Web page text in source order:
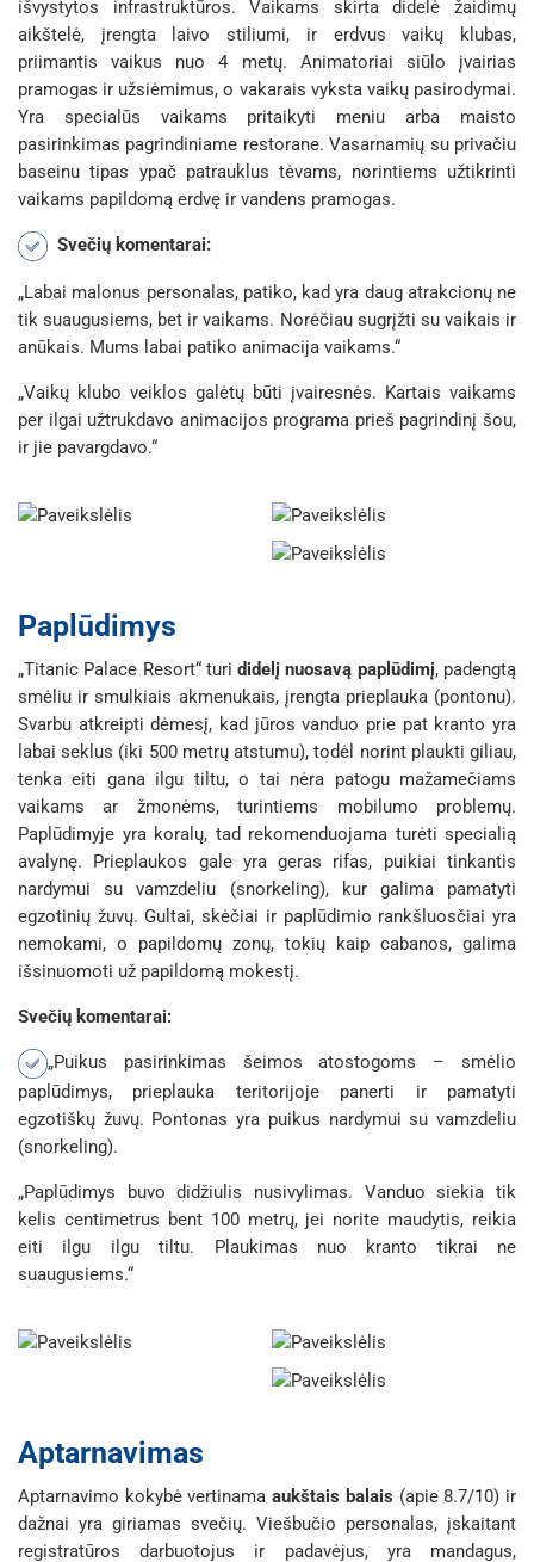
išvystytos infrastruktūros. Vaikams skirta didelė žaidimų
aikštelė, įrengta laivo stiliumi, ir erdvus vaikų klubas,
priimantis vaikus nuo 4 metų. Animatoriai siūlo įvairias
pramogas ir užsiėmimus, o vakarais vyksta vaikų pasirodymai.
Yra specialūs vaikams pritaikyti meniu arba maisto
pasirinkimas pagrindiniame restorane. Vasarnamių su privačiu
baseinu tipas ypač patrauklus tėvams, norintiems užtikrinti
vaikams papildomą erdvę ir vandens pramogas.
Svečių komentarai:
„Labai malonus personalas, patiko, kad yra daug atrakcionų ne
tik suaugusiems, bet ir vaikams. Norėčiau sugrįžti su vaikais ir
anūkais. Mums labai patiko animacija vaikams.“
„Vaikų klubo veiklos galėtų būti įvairesnės. Kartais vaikams
per ilgai užtrukdavo animacijos programa prieš pagrindinį šou,
ir jie pavargdavo.“
Paplūdimys
„Titanic Palace Resort“ turididelį nuosavą paplūdimį, padengtą
smėliu ir smulkiais akmenukais, įrengta prieplauka (pontonu).
Svarbu atkreipti dėmesį, kad jūros vanduo prie pat kranto yra
labai seklus (iki 500 metrų atstumu), todėl norint plaukti giliau,
tenka eiti gana ilgu tiltu, o tai nėra patogu mažamečiams
vaikams ar žmonėms, turintiems mobilumo problemų.
Paplūdimyje yra koralų, tad rekomenduojama turėti specialią
avalynę. Prieplaukos gale yra geras rifas, puikiai tinkantis
nardymui su vamzdeliu (snorkeling), kur galima pamatyti
egzotinių žuvų. Gultai, skėčiai ir paplūdimio rankšluosčiai yra
nemokami, o papildomų zonų, tokių kaip cabanos, galima
išsinuomoti už papildomą mokestį.
Svečių komentarai:
„Puikus pasirinkimas šeimos atostogoms – smėlio
paplūdimys, prieplauka teritorijoje panerti ir pamatyti
egzotiškų žuvų. Pontonas yra puikus nardymui su vamzdeliu
(snorkeling).
„Paplūdimys buvo didžiulis nusivylimas. Vanduo siekia tik
kelis centimetrus bent 100 metrų, jei norite maudytis, reikia
eiti ilgu ilgu tiltu. Plaukimas nuo kranto tikrai ne
suaugusiems.“
Aptarnavimas
Aptarnavimo kokybė vertinamaaukštais balais (apie 8.7/10) ir
dažnai yra giriamas svečių. Viešbučio personalas, įskaitant
registratūros darbuotojus ir padavėjus, yra mandagus,